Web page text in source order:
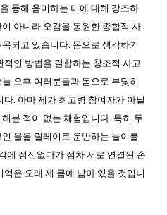
통해 음미하는 미에 대해 강조하
아니라 오감을 동원한 종합적 사
되고 있습니다. 몸으로 생각하기
적인 방법을 결합하는 창조적 사고
오후 여러분들과 몸으로 부딪히
다. 아마 제가 최고령 참여자가 아닐
본 적이 없는 체험입니다. 특히 두
물을 릴레이로 운반하는 놀이를
에 정신없다가 점차 서로 연결된 손
은 오래 제 몸에 남아 있을 것입니